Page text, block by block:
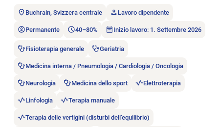
Buchrain, Svizzera centrale Lavoro dipendente
Permanente 40–80% Inizio lavoro: 1. Settembre 2026
Fisioterapia generale Geriatria
Medicina interna / Pneumologia / Cardiologia / Oncologia
Neurologia Medicina dello sport Elettroterapia
Linfologia Terapia manuale
Terapia delle vertigini (disturbi dell’equilibrio)